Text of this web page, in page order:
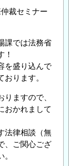
裁セミナー
課では法務省
！
を盛り込んで
ります。
ますので、
おかれまして
法律相談（無
、ご関心ござ